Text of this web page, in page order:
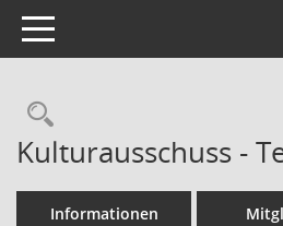
Toggle navigation
Rechercheauswahl
Kulturausschuss -
Informationen